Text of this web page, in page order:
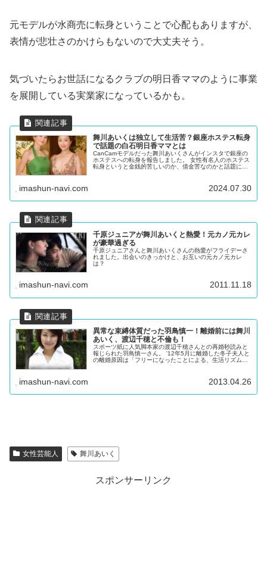
元モデルが水商売に転身ということで心配もありますが、
表情が悲壮さのかけらもないので大丈夫そう。
気づいたらお世話になるクラブの明日香ママのように事業
を展開している実業家になっているかも。
舞川あいくは独立して生活苦？銀座ホステス転身
で話題の白石明日香ママとは
CanCamモデルだった舞川あいくさんがインスタで銀座の
ホステスへの転身を報告しました。 女性有名人のホステス
転身というと金銭的苦しいのか、借金苦なのかと話題にな
imashun-navi.com 2024.07.30
千原ジュニアが舞川あいくと熱愛！元カノ元カレ
が豪華過ぎる
千原ジュニアさんと舞川あいくさんの熱愛がフライデーさ
れました。出会いのきっかけと、お互いの元カノ元カレ
は？
imashun-navi.com 2011.11.18
異常な束縛体質だった羽鳥慎一！離婚前には舞川
あいく、渡辺千穂と不倫も！
スポーツ紙に人気脚本家の渡辺千穂さんとの再婚秒読みと
報じられた羽鳥慎一さん。 '12年5月に離婚した冬子夫人と
の離婚原因は「フリーになったことによる、生活リズムの
imashun-navi.com 2013.04.26
女性芸能人 舞川あいく
スポンサーリンク